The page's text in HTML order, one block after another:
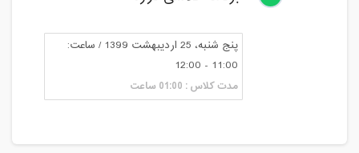
پنج شنبه، 25 اردیبهشت 1399 / ساعت:
11:00 - 12:00
مدت کلاس : 01:00 ساعت